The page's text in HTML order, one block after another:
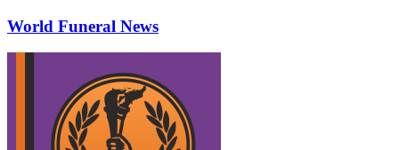
World Funeral News